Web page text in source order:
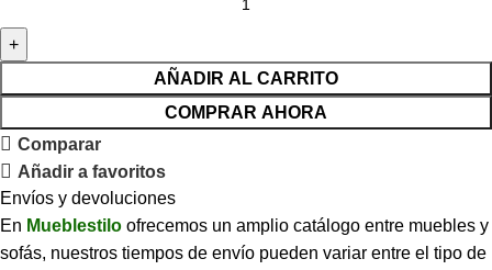
AÑADIR AL CARRITO
COMPRAR AHORA
Comparar
Añadir a favoritos
Envíos y devoluciones
En Mueblestilo ofrecemos un amplio catálogo entre muebles y
sofás, nuestros tiempos de envío pueden variar entre el tipo de